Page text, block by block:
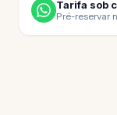
Tarifa sob
Pré-reservar